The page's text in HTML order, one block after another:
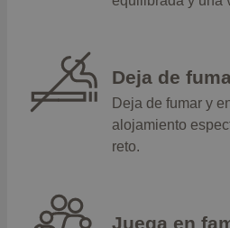
Deja de
Deja de fumar y
alojamiento
reto.
Juega en